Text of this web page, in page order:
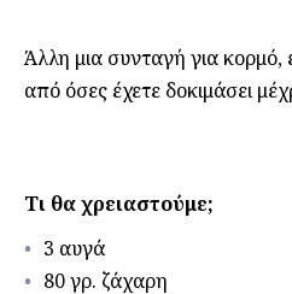
Άλλη μια συνταγή για κορμό,
από όσες έχετε δοκιμάσει
Τι θα χρειαστούμε;
3 αυγά
80 γρ. ζάχαρη